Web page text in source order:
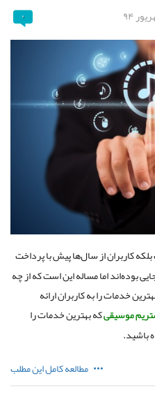
۰
کاربران از سال‌ها پیش با پرداخت
بوده‌اند اما مساله این است که از چه
خدمات را به کاربران ارائه
موسیقیکه بهترین خدمات را
باشید.
مطالعه کامل این مطلب